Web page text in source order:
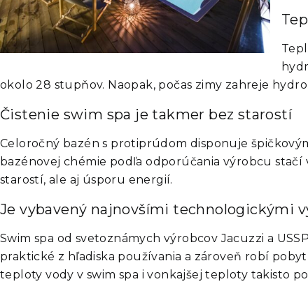
okolo 28 stupňov. Naopak, počas zimy zahreje
Čistenie swim spa je takmer bez starostí
Celoročný bazén s protiprúdom disponuje
bazénovej chémie podľa odporúčania výrobcu
starostí, ale aj úsporu energií.
Je vybavený najnovšími technologickými
Swim spa od svetoznámych výrobcov Jacuzzi a
praktické z hľadiska používania a zároveň robí
teploty vody v swim spa i vonkajšej teploty takisto